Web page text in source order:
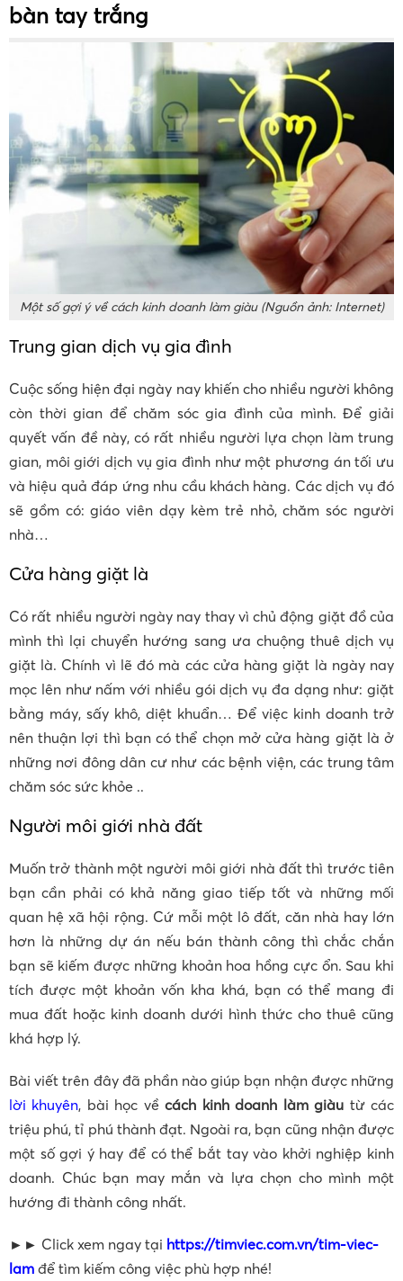
bàn tay trắng
Một số gợi ý về cách kinh doanh làm giàu (Nguồn ảnh: Internet)
Trung gian dịch vụ gia đình
Cuộc sống hiện đại ngày nay khiến cho nhiều người không
còn thời gian để chăm sóc gia đình của mình. Để giải
quyết vấn đề này, có rất nhiều người lựa chọn làm trung
gian, môi giới dịch vụ gia đình như một phương án tối ưu
và hiệu quả đáp ứng nhu cầu khách hàng. Các dịch vụ đó
sẽ gồm có: giáo viên dạy kèm trẻ nhỏ, chăm sóc người
nhà…
Cửa hàng giặt là
Có rất nhiều người ngày nay thay vì chủ động giặt đồ của
mình thì lại chuyển hướng sang ưa chuộng thuê dịch vụ
giặt là. Chính vì lẽ đó mà các cửa hàng giặt là ngày nay
mọc lên như nấm với nhiều gói dịch vụ đa dạng như: giặt
bằng máy, sấy khô, diệt khuẩn… Để việc kinh doanh trở
nên thuận lợi thì bạn có thể chọn mở cửa hàng giặt là ở
những nơi đông dân cư như các bệnh viện, các trung tâm
chăm sóc sức khỏe ..
Người môi giới nhà đất
Muốn trở thành một người môi giới nhà đất thì trước tiên
bạn cần phải có khả năng giao tiếp tốt và những mối
quan hệ xã hội rộng. Cứ mỗi một lô đất, căn nhà hay lớn
hơn là những dự án nếu bán thành công thì chắc chắn
bạn sẽ kiếm được những khoản hoa hồng cực ổn. Sau khi
tích được một khoản vốn kha khá, bạn có thể mang đi
mua đất hoặc kinh doanh dưới hình thức cho thuê cũng
khá hợp lý.
Bài viết trên đây đã phần nào giúp bạn nhận được những
lời khuyên, bài học vềcách kinh doanh làm giàu từ các
triệu phú, tỉ phú thành đạt. Ngoài ra, bạn cũng nhận được
một số gợi ý hay để có thể bắt tay vào khởi nghiệp kinh
doanh. Chúc bạn may mắn và lựa chọn cho mình một
hướng đi thành công nhất.
►► Click xem ngay tại https://timviec.com.vn/tim-viec-
lam để tìm kiếm công việc phù hợp nhé!